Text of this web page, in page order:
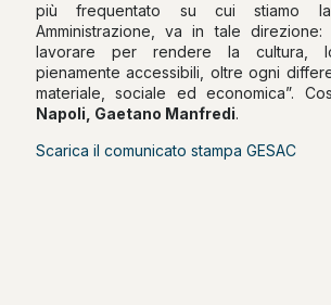
più frequentato su cui stiamo
Amministrazione, va in tale direzione:
lavorare per rendere la cultura,
pienamente accessibili, oltre ogni
materiale, sociale ed economica”.
Napoli, Gaetano Manfredi.
Scarica il comunicato stampa GESAC